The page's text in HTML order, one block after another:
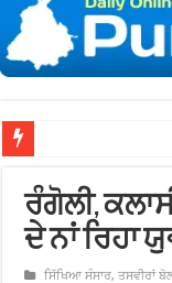
ਰੰਗੋਲੀ,
ਦੇ ਨਾਂ ਰਿਹਾ
ਸਿੱਖਿਆ ਸੰਸਾਰ,ਤਸਵੀਰਾਂ